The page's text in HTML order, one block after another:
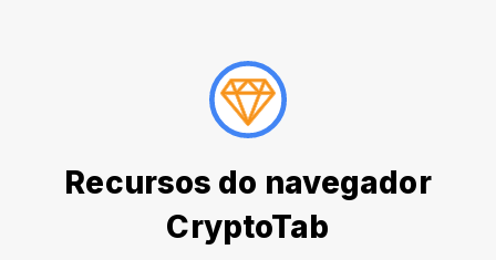
Recursos do navegador
CryptoTab